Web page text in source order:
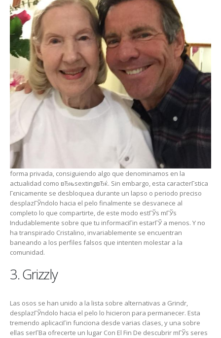
forma privada, consiguiendo algo que denominamos en la
actualidad como вЂњsextingвЂќ. Sin embargo, esta caracterГ­stica
Гєnicamente se desbloquea durante un lapso o periodo preciso
desplazГЎndolo hacia el pelo finalmente se desvanece al
completo lo que compartirte, de este modo estГЎs mГЎs
Indudablemente sobre que tu informaciГіn estarГЎ a menos. Y no
ha transpirado Cristalino, invariablemente se encuentran
baneando a los perfiles falsos que intenten molestar a la
comunidad.
3. Grizzly
Las osos se han unido a la lista sobre alternativas a Grindr,
desplazГЎndolo hacia el pelo lo hicieron para permanecer. Esta
tremendo aplicaciГіn funciona desde varias clases, y una sobre
ellas serГ­В­a ofrecerte un lugar Con El Fin De descubrir mГЎs seres